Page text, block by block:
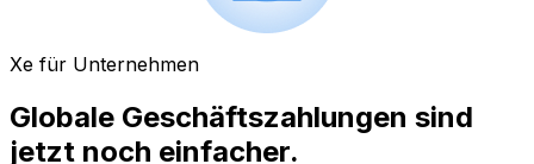
Xe für Unternehmen
Globale Geschäftszahlungen sind
jetzt noch einfacher.